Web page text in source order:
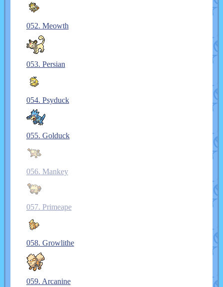
052. Meowth
053. Persian
054. Psyduck
055. Golduck
056. Mankey
057. Primeape
058. Growlithe
059. Arcanine